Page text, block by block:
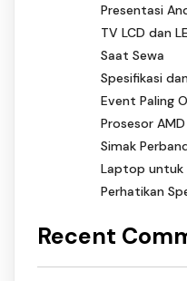
Presentasi
TV LCD dan
Saat Sewa
Spesifikasi
Event Paling
Prosesor
Simak
Laptop untuk
Perhatikan
Recent